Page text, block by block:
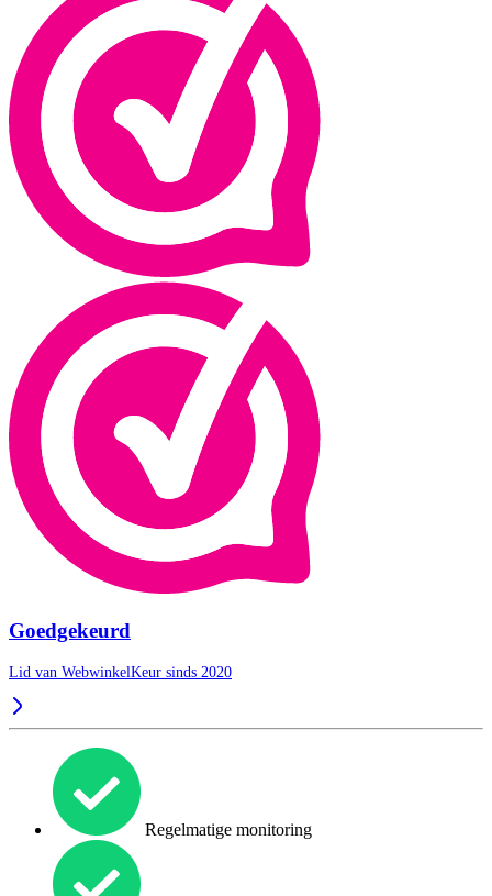
Goedgekeurd
Lid van WebwinkelKeur sinds 2020
Regelmatige monitoring